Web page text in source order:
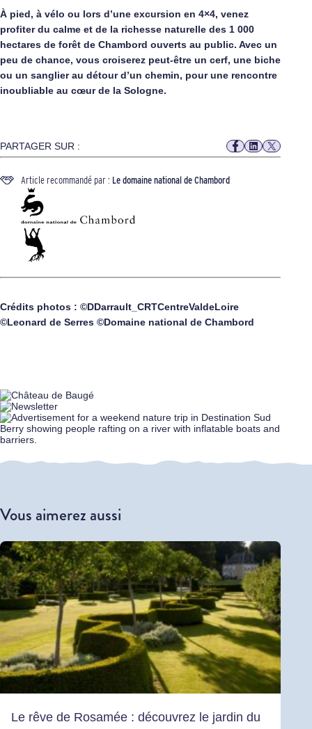
À pied, à vélo ou lors d’une excursion en 4×4, venez
profiter du calme et de la richesse naturelle des 1 000
hectares de forêt de Chambord ouverts au public. Avec un
peu de chance, vous croiserez peut-être un cerf, une biche
ou un sanglier au détour d’un chemin, pour une rencontre
inoubliable au cœur de la Sologne.
PARTAGER SUR :
Article recommandé par : Le domaine national de Chambord
Crédits photos : ©DDarrault_CRTCentreValdeLoire
©Leonard de Serres ©Domaine national de Chambord
Vous aimerez aussi
Le rêve de Rosamée : découvrez le jardin du